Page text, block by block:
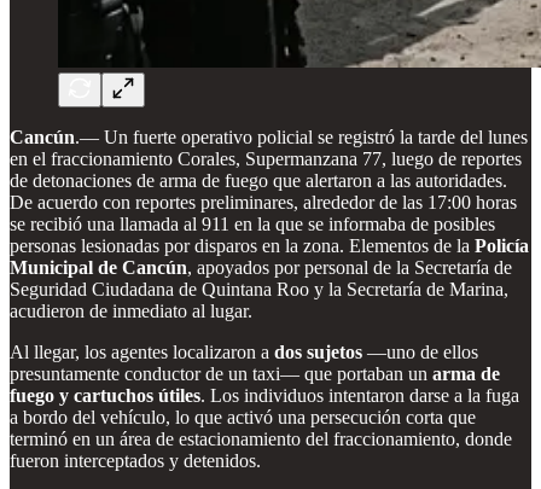
Cancún.— Un fuerte operativo policial se registró la tarde del lunes
en el fraccionamiento Corales, Supermanzana 77, luego de reportes
de detonaciones de arma de fuego que alertaron a las autoridades.
De acuerdo con reportes preliminares, alrededor de las 17:00 horas
se recibió una llamada al 911 en la que se informaba de posibles
personas lesionadas por disparos en la zona. Elementos de la Policía
Municipal de Cancún, apoyados por personal de la Secretaría de
Seguridad Ciudadana de Quintana Roo y la Secretaría de Marina,
acudieron de inmediato al lugar.
Al llegar, los agentes localizaron a dos sujetos —uno de ellos
presuntamente conductor de un taxi— que portaban un arma de
fuego y cartuchos útiles. Los individuos intentaron darse a la fuga
a bordo del vehículo, lo que activó una persecución corta que
terminó en un área de estacionamiento del fraccionamiento, donde
fueron interceptados y detenidos.